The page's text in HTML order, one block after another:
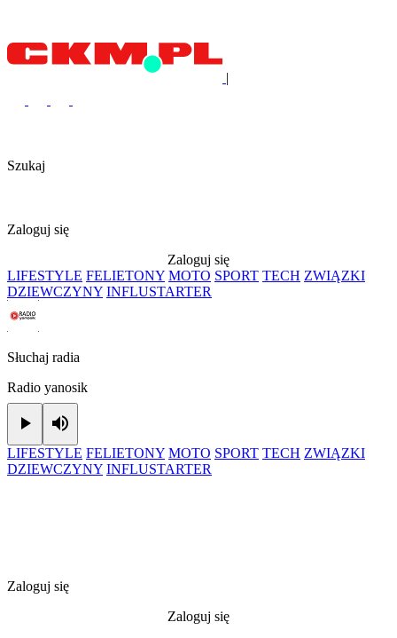
|
Szukaj
Zaloguj się
Zaloguj się
LIFESTYLE FELIETONY MOTO SPORT TECH ZWIĄZKI
DZIEWCZYNY INFLUSTARTER
Słuchaj radia
Radio yanosik
Play
LIFESTYLE FELIETONY MOTO SPORT TECH ZWIĄZKI
DZIEWCZYNY INFLUSTARTER
Zaloguj się
Zaloguj się